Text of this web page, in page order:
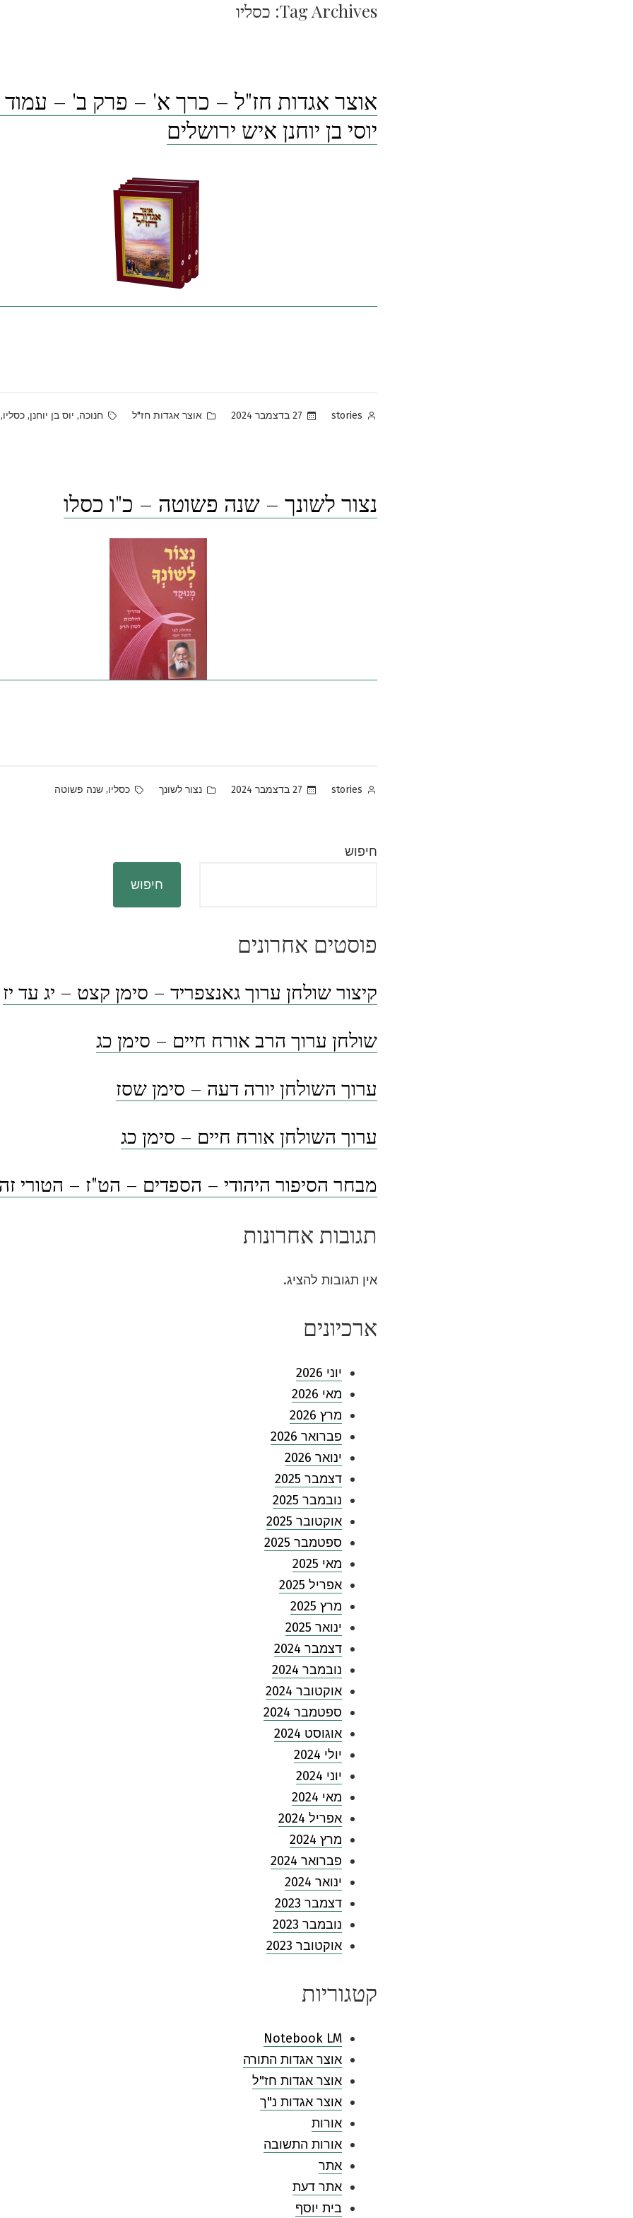
Tag Archives: כסליו
אוצר אגדות חז"ל – כרך א' – פרק ב' –
יוסי בן יוחנן איש ירושלים
Posted
stories 27 בדצמבר 2024
Posted
אוצר אגדות חז"ל Tags:
חנוכה, יוס בן יוחנן, כסליו
נצור לשונך – שנה פשוטה – כ"ו כסלו
Posted
stories 27 בדצמבר 2024
Posted
נצור לשונך Tags:
כסליו, שנה פשוטה
חיפוש
חיפוש
פוסטים אחרונים
קיצור שולחן ערוך גאנצפריד – סימן קצט – יג עד יז
שולחן ערוך הרב אורח חיים – סימן כג
ערוך השולחן יורה דעה – סימן שסז
ערוך השולחן אורח חיים – סימן כג
מבחר הסיפור היהודי – הספדים – הט"ז – הטורי
תגובות אחרונות
אין תגובות להציג.
ארכיונים
יוני 2026
מאי 2026
מרץ 2026
פברואר 2026
ינואר 2026
דצמבר 2025
נובמבר 2025
אוקטובר 2025
ספטמבר 2025
מאי 2025
אפריל 2025
מרץ 2025
ינואר 2025
דצמבר 2024
נובמבר 2024
אוקטובר 2024
ספטמבר 2024
אוגוסט 2024
יולי 2024
יוני 2024
מאי 2024
אפריל 2024
מרץ 2024
פברואר 2024
ינואר 2024
דצמבר 2023
נובמבר 2023
אוקטובר 2023
קטגוריות
Notebook LM
אוצר אגדות התורה
אוצר אגדות חז"ל
אוצר אגדות נ"ך
אורות
אורות התשובה
אתר
אתר דעת
בית יוסף